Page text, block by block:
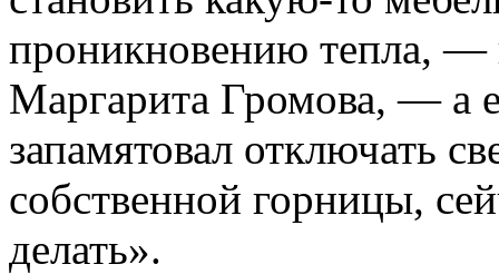
проникновению тепла, —
Маргарита Громова, — а
запамятовал отключать
собственной горницы,
делать».